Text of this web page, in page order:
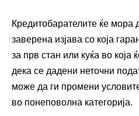
Кредитобарателите ќе мора
заверена изјава со која
за прв стан или куќа во која
дека се дадени неточни
може да ги промени
во понеповолна категорија.